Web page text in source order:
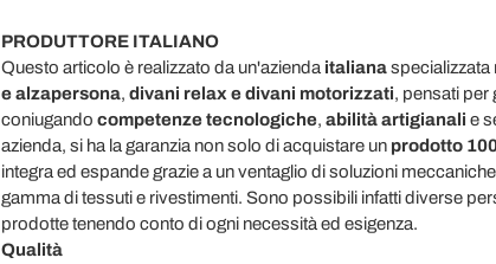
PRODUTTORE ITALIANO
Questo articolo è realizzato da un'azienda italianaspecializzata
ealzapersona, divani relax e divani motorizzati, pensati per
coniugando competenze tecnologiche, abilità artigianali e
azienda, si ha la garanzia non solo di acquistare un prodotto
integra ed espande grazie a un ventaglio di soluzioni
gamma di tessuti e rivestimenti. Sono possibili infatti diverse
prodotte tenendo conto di ogni necessità ed esigenza.
Qualità